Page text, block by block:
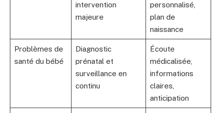
intervention
majeure
personnalisé,
plan de
naissance
Problèmes de
santé du bébé
Diagnostic
prénatal et
surveillance en
continu
Écoute
médicalisée,
informations
claires,
anticipation